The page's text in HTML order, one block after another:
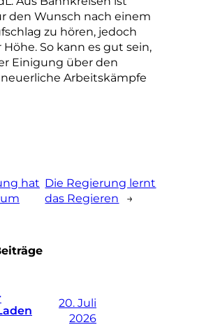
den Wunsch nach einem
zu hören, jedoch
So kann es gut sein,
Einigung über den
Arbeitskämpfe
hat Die Regierung lernt
das Regieren
→
20. Juli
2026